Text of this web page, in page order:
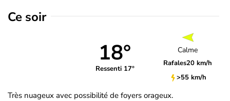
Ce soir
18°
Ressenti 17°
Calme
Rafales20 km/h
>55 km/h
Très nuageux avec possibilité de foyers orageux.